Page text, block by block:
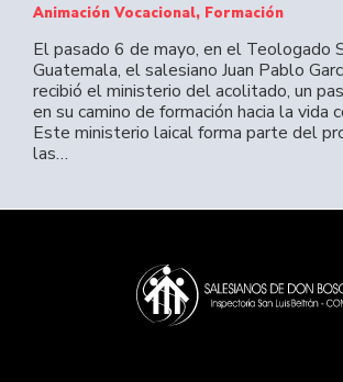
Animación Vocacional, Formación
El pasado 6 de mayo, en el Teologado
Guatemala, el salesiano Juan Pablo
recibió el ministerio del acolitado, un
en su camino de formación hacia la vida
Este ministerio laical forma parte del
las…